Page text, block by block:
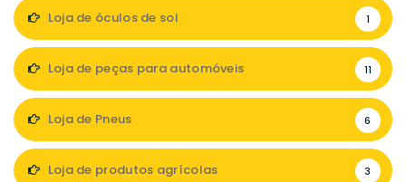
Loja de óculos de sol 1
Loja de peças para automóveis 11
Loja de Pneus 6
Loja de produtos agrícolas 3